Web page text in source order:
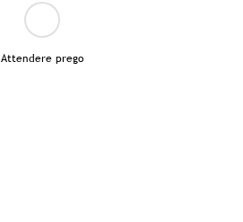
Attendere prego